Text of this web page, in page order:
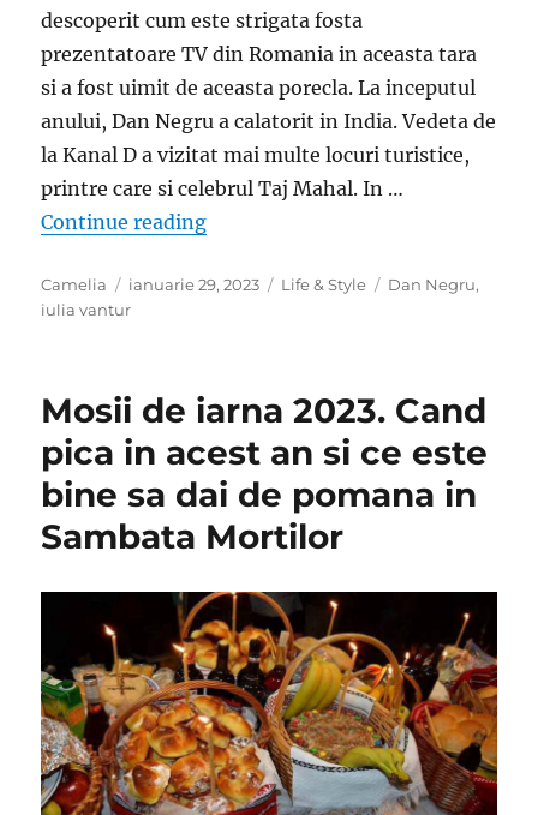
descoperit cum este strigata fosta
prezentatoare TV din Romania in aceasta tara
si a fost uimit de aceasta porecla. La inceputul
anului, Dan Negru a calatorit in India. Vedeta de
la Kanal D a vizitat mai multe locuri turistice,
printre care si celebrul Taj Mahal. In …
Continue reading„Dan Negru a dat-o de gol pe
Author
Camelia
Posted
on
ianuarie 29, 2023 Categories
Life & Style Tags
Dan Negru,
iulia vantur
Mosii de iarna 2023. Cand
pica in acest an si ce este
bine sa dai de pomana in
Sambata Mortilor